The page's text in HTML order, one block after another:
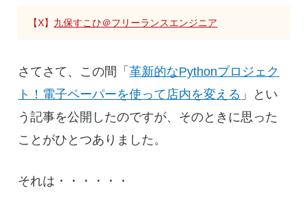
【X】 九保すこひ＠フリーランスエンジニア
さてさて、この間「革新的なPythonプロジェク
ト！電子ペーパーを使って店内を変える 」とい
う記事を公開したのですが、そのときに思った
ことがひとつありました。
それは・・・・・・